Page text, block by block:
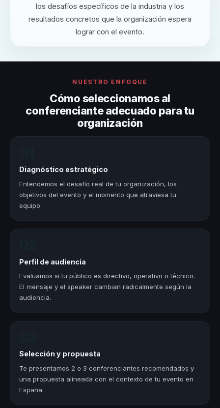
los desafíos específicos de la industria y los
resultados concretos que la organización espera
lograr con el evento.
NUESTRO ENFOQUE
Cómo seleccionamos al
conferenciante adecuado para tu
organización
Diagnóstico estratégico
Entendemos el desafío real de tu organización, los
objetivos del evento y el momento que atraviesa tu
equipo.
Perfil de audiencia
Evaluamos si tu público es directivo, operativo o técnico.
El mensaje y el speaker cambian radicalmente según la
audiencia.
Selección y propuesta
Te presentamos 2 o 3 conferenciantes recomendados y
una propuesta alineada con el contexto de tu evento en
España.